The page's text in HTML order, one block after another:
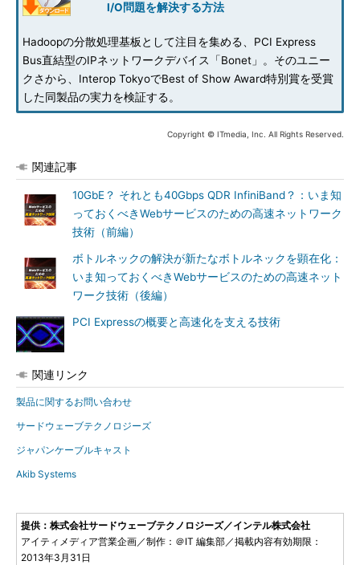
I/O問題を解決する方法
Hadoopの分散処理基板として注目を集める、PCI Express
Bus直結型のIPネットワークデバイス「Bonet」。そのユニー
クさから、Interop TokyoでBest of Show Award特別賞を受賞
した同製品の実力を検証する。
Copyright © ITmedia, Inc. All Rights Reserved.
関連記事
10GbE？ それとも40Gbps QDR InfiniBand？：いま知
っておくべきWebサービスのための高速ネットワーク
技術（前編）
ボトルネックの解決が新たなボトルネックを顕在化：
いま知っておくべきWebサービスのための高速ネット
ワーク技術（後編）
PCI Expressの概要と高速化を支える技術
関連リンク
製品に関するお問い合わせ
サードウェーブテクノロジーズ
ジャパンケーブルキャスト
Akib Systems
提供：株式会社サードウェーブテクノロジーズ／インテル株式会社
アイティメディア営業企画／制作：＠IT 編集部／掲載内容有効期限：
2013年3月31日